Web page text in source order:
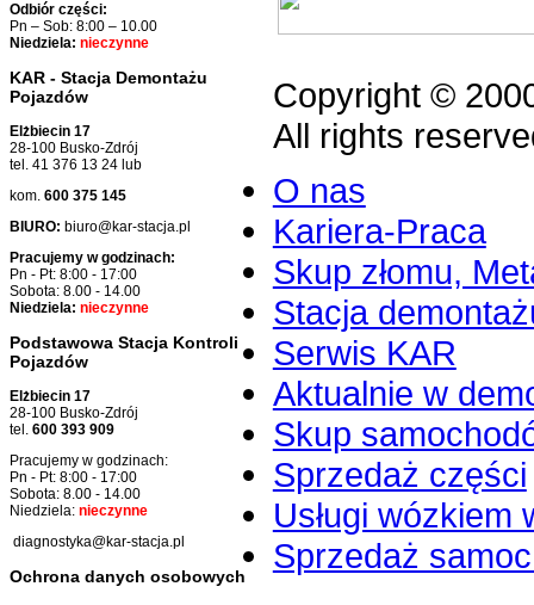
Odbiór części:
Pn – Sob: 8:00 – 10.00
Niedziela: nieczynne
KAR - Stacja Demontażu
Pojazdów
Elżbiecin 17
28-100 Busko-Zdrój
tel. 41 376 13 24 lub
kom. 600 375 145
BIURO: biuro@kar-stacja.pl
Pracujemy w godzinach:
Pn - Pt: 8:00 - 17:00
Sobota: 8.00 - 14.00
Niedziela: nieczynne
Podstawowa Stacja Kontroli
Pojazdów
Elżbiecin 17
28-100 Busko-Zdrój
tel. 600 393 909
Pracujemy w godzinach:
Pn - Pt: 8:00 - 17:00
Sobota: 8.00 - 14.00
Niedziela: nieczynne
diagnostyka@kar-stacja.pl
Ochrona danych osobowych
Copyright ©
All rights
O nas
Kariera-Praca
Skup złomu,
Stacja
Serwis KAR
Aktualnie w
Skup
Sprzedaż części
Usługi wózkiem
Sprzedaż